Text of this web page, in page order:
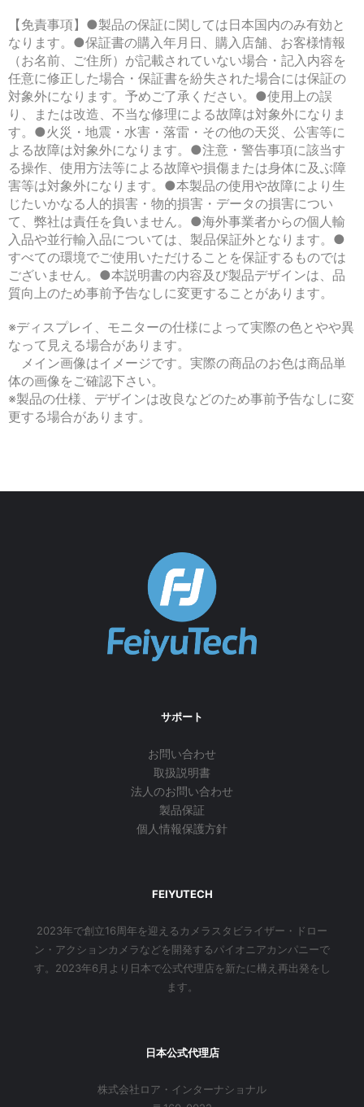
【免責事項】●製品の保証に関しては日本国内のみ有効と
なります。●保証書の購入年月日、購入店舗、お客様情報
（お名前、ご住所）が記載されていない場合・記入内容を
任意に修正した場合・保証書を紛失された場合には保証の
対象外になります。予めご了承ください。●使用上の誤
り、または改造、不当な修理による故障は対象外になりま
す。●火災・地震・水害・落雷・その他の天災、公害等に
よる故障は対象外になります。●注意・警告事項に該当す
る操作、使用方法等による故障や損傷または身体に及ぶ障
害等は対象外になります。●本製品の使用や故障により生
じたいかなる人的損害・物的損害・データの損害につい
て、弊社は責任を負いません。●海外事業者からの個人輸
入品や並行輸入品については、製品保証外となります。●
すべての環境でご使用いただけることを保証するものでは
ございません。●本説明書の内容及び製品デザインは、品
質向上のため事前予告なしに変更することがあります。
※ディスプレイ、モニターの仕様によって実際の色とやや異
なって見える場合があります。
メイン画像はイメージです。実際の商品のお色は商品単
体の画像をご確認下さい。
※製品の仕様、デザインは改良などのため事前予告なしに変
更する場合があります。
サポート
お問い合わせ
取扱説明書
法人のお問い合わせ
製品保証
個人情報保護方針
FEIYUTECH
2023年で創立16周年を迎えるカメラスタビライザー・ドロー
ン・アクションカメラなどを開発するパイオニアカンパニーで
す。2023年6月より日本で公式代理店を新たに構え再出発をし
ます。
日本公式代理店
株式会社ロア・インターナショナル